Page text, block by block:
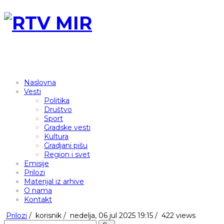
Naslovna
Vesti
Politika
Društvo
Sport
Gradske vesti
Kultura
Gradjani pišu
Region i svet
Emisije
Prilozi
Materijal iz arhive
O nama
Kontakt
Prilozi / korisnik / nedelja, 06 jul 2025 19:15 / 422 views